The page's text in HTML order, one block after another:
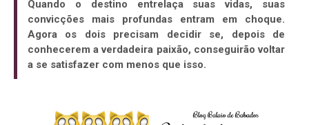
Quando o destino entrelaça suas vidas, suas
convicções mais profundas entram em choque.
Agora os dois precisam decidir se, depois de
conhecerem a verdadeira paixão, conseguirão voltar
a se satisfazer com menos que isso.